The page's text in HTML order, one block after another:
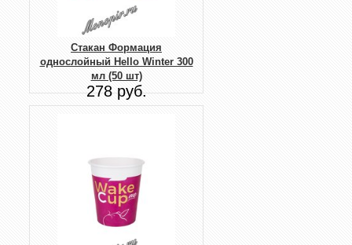
Стакан Формация
однослойный Hello Winter 300
мл (50 шт)
278 руб.